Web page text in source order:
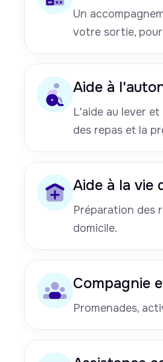
Un
votre sortie,
Aide à
L'aide au lever
des repas et la
Aide à la vie
Préparation des
domicile.
Compagnie
Promenades,